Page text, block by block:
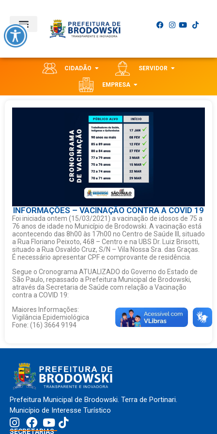
CIDADÃO SERVIDOR
EMPRESA
INFORMAÇÕES – VACINAÇÃO CONTRA A COVID 19
Foi iniciada ontem (15/03/2021) a vacinação de idosos de 75 a
76 anos de idade no Município de Brodowski. A vacinação está
acontecendo das 8h00 às 17h00 no Centro de Saúde III, situado
a Rua Floriano Peixoto, 468 – Centro e na UBS Dr. Luiz Brisotti,
situado a Rua Osvaldo Cruz, S/N – Vila Nossa Sra. das Graças.
É necessário apresentar CPF e comprovante de residência.
Segue o Cronograma ATUALIZADO do Governo do Estado de
São Paulo, repassado a Prefeitura Municipal de Brodowski,
através da Secretaria de Saúde com relação a Vacinação
contra a COVID 19:
Maiores Informações:
Vigilância Epidemiológica
Fone: (16) 3664 9194
Prefeitura Municipal de Brodowski. Terra de Portinari.
Município de Interesse Turístico
SECRETARIAS